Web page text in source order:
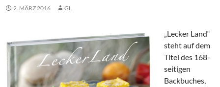
2. MÄRZ 2016 GL
„Lecker Land“
steht auf dem
Titel des 168-
seitigen
Backbuches,